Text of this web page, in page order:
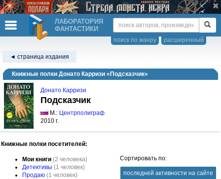
ЛАБОРАТОРИЯ
ФАНТАСТИКИ
расширенный
поиск по жанру
◄ страница издания
Книжные полки Донато Карризи «Подсказчик»
Донато Карризи
Подсказчик
М.: Центрполиграф
2010 г.
Книжные полки посетителей:
Мои книги (2 человека)
Детективы (1 человек)
Продаю (1 человек)
Сортировать по:
последней активности на сайте